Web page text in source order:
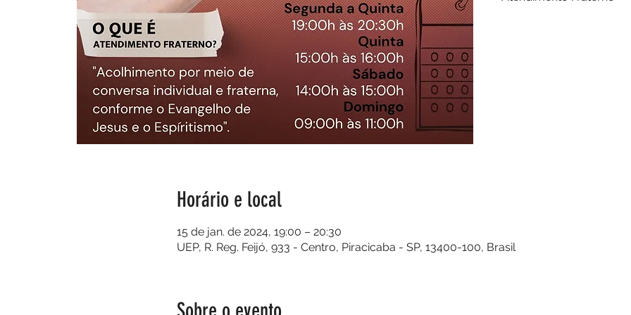
Horário e local
15 de jan. de 2024, 19:00 – 20:30
UEP, R. Reg. Feijó, 933 - Centro, Piracicaba - SP, 13400-100, Brasil